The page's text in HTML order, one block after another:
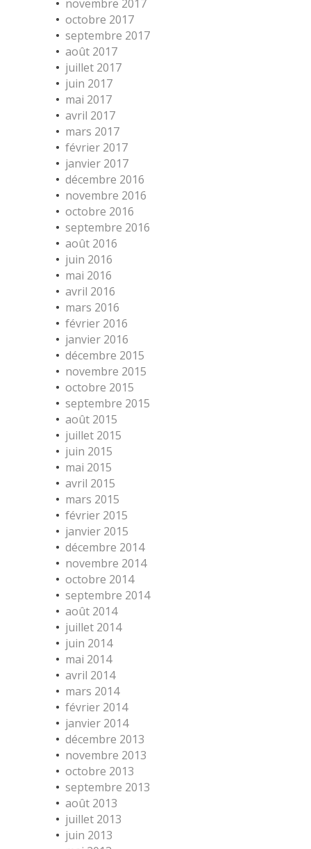
novembre 2017
octobre 2017
septembre 2017
août 2017
juillet 2017
juin 2017
mai 2017
avril 2017
mars 2017
février 2017
janvier 2017
décembre 2016
novembre 2016
octobre 2016
septembre 2016
août 2016
juin 2016
mai 2016
avril 2016
mars 2016
février 2016
janvier 2016
décembre 2015
novembre 2015
octobre 2015
septembre 2015
août 2015
juillet 2015
juin 2015
mai 2015
avril 2015
mars 2015
février 2015
janvier 2015
décembre 2014
novembre 2014
octobre 2014
septembre 2014
août 2014
juillet 2014
juin 2014
mai 2014
avril 2014
mars 2014
février 2014
janvier 2014
décembre 2013
novembre 2013
octobre 2013
septembre 2013
août 2013
juillet 2013
juin 2013